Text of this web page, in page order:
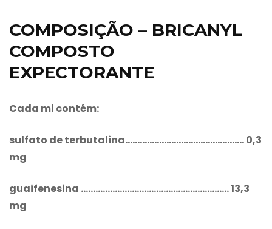
COMPOSIÇÃO – BRICANYL
COMPOSTO
EXPECTORANTE
Cada ml contém:
sulfato de terbutalina…………………………………………. 0,3
mg
guaifenesina ……………………………………………………. 13,3
mg